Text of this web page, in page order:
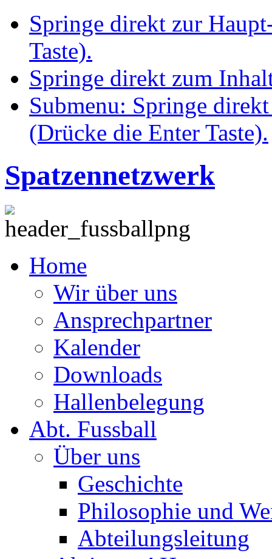
Springe direkt zur
Taste).
Springe direkt zum
Submenu: Springe
(Drücke die Enter Taste).
Spatzennetzwerk
Home
Wir über uns
Ansprechpartner
Kalender
Downloads
Hallenbelegung
Abt. Fussball
Über uns
Geschichte
Philosophie und
Abteilungsleitung